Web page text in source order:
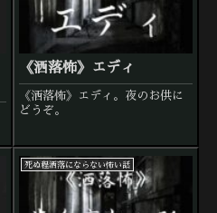
《洒落怖》エディ
《洒落怖》エディ。夜のお供に
どうぞ。
死ぬ程洒落にならない怖い話